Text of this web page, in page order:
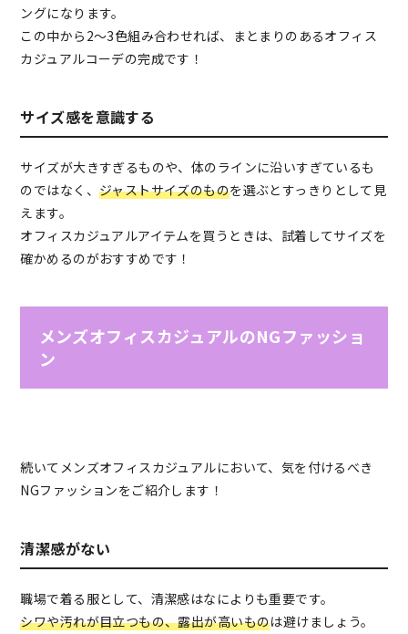
ングになります。
この中から2～3色組み合わせれば、まとまりのあるオフィス
カジュアルコーデの完成です！
サイズ感を意識する
サイズが大きすぎるものや、体のラインに沿いすぎているも
のではなく、 ジャストサイズのものを選ぶとすっきりとして見
えます。
オフィスカジュアルアイテムを買うときは、試着してサイズを
確かめるのがおすすめです！
メンズオフィスカジュアルのNGファッショ
ン
続いてメンズオフィスカジュアルにおいて、気を付けるべき
NGファッションをご紹介します！
清潔感がない
職場で着る服として、清潔感はなによりも重要です。
シワや汚れが目立つもの、露出が高いものは避けましょう。